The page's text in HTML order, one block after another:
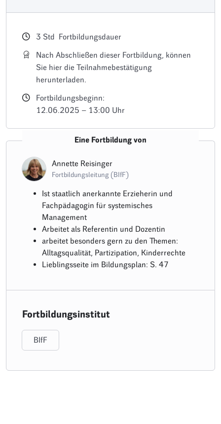
3 Std Fortbildungsdauer
Nach Abschließen dieser Fortbildung, können
Sie hier die Teilnahmebestätigung
herunterladen.
Fortbildungsbeginn:
12.06.2025 – 13:00 Uhr
Eine Fortbildung von
Annette Reisinger
Fortbildungsleitung (BIfF)
Ist staatlich anerkannte Erzieherin und
Fachpädagogin für systemisches
Management
Arbeitet als Referentin und Dozentin
arbeitet besonders gern zu den Themen:
Alltagsqualität, Partizipation, Kinderrechte
Lieblingsseite im Bildungsplan: S. 47
Fortbildungsinstitut
BIfF